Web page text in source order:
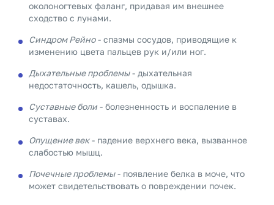
околоногтевых фаланг, придавая им внешнее
сходство с лунами.
Синдром Рейно- спазмы сосудов, приводящие к
изменению цвета пальцев рук и/или ног.
Дыхательные проблемы- дыхательная
недостаточность, кашель, одышка.
Суставные боли - болезненность и воспаление в
суставах.
Опущение век- падение верхнего века, вызванное
слабостью мышц.
Почечные проблемы- появление белка в моче, что
может свидетельствовать о повреждении почек.